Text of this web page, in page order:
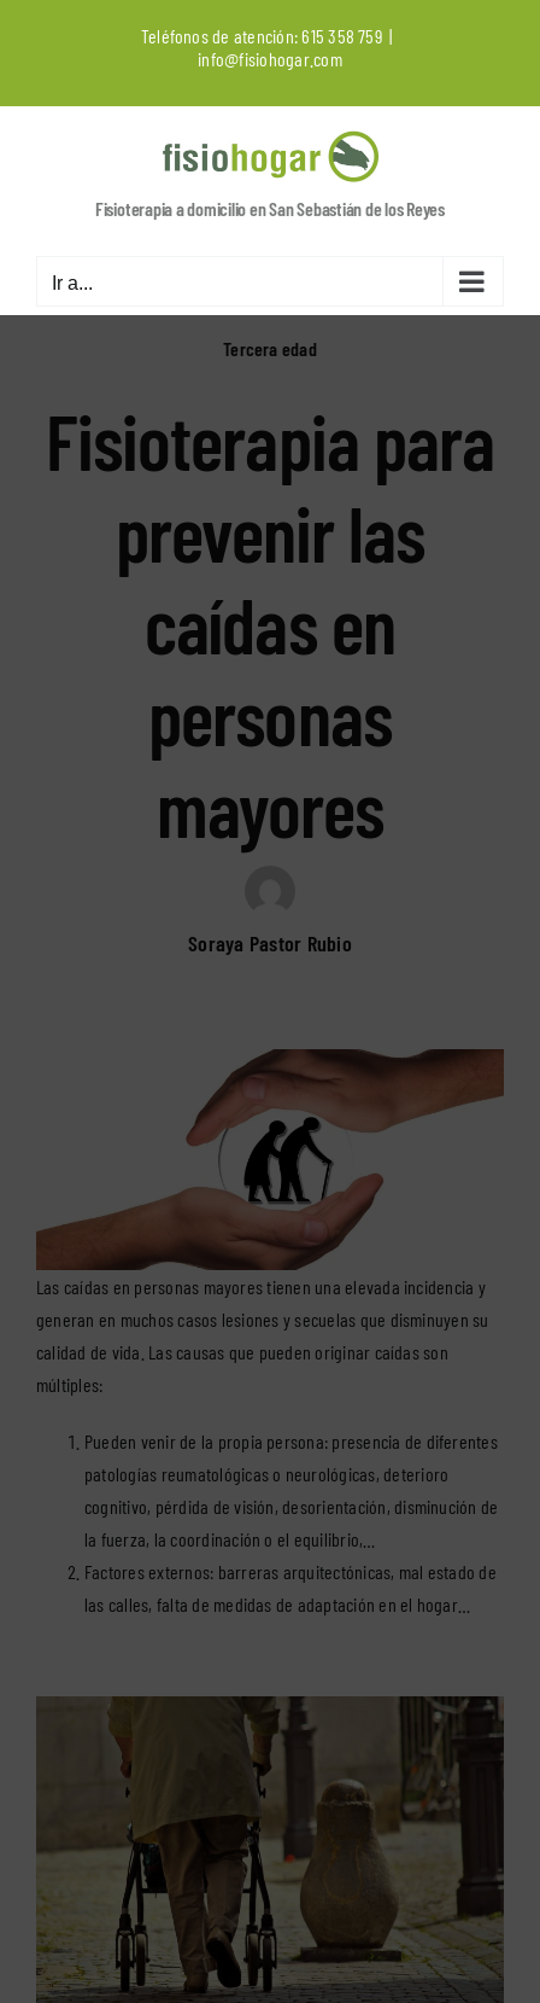
Teléfonos de atención:615 358 759 |
info@fisiohogar.com
Fisioterapia a domicilio en San Sebastián de los Reyes
Ir a...
Tercera edad
Fisioterapia para
prevenir las
caídas en
personas
mayores
Soraya Pastor Rubio
Las caídas en personas mayores tienen una elevada incidencia y
generan en muchos casos lesiones y secuelas que disminuyen su
calidad de vida. Las causas que pueden originar caídas son
múltiples:
Pueden venir de la propia persona: presencia de diferentes
patologías reumatológicas o neurológicas, deterioro
cognitivo, pérdida de visión, desorientación, disminución de
la fuerza, la coordinación o el equilibrio,…
Factores externos: barreras arquitectónicas, mal estado de
las calles, falta de medidas de adaptación en el hogar…